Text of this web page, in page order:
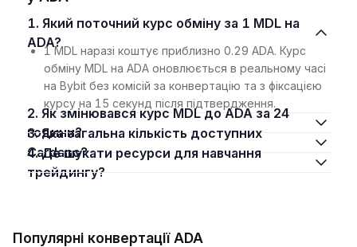
1. Який поточний курс обміну за 1 MDL на
ADA?
1 MDL наразі коштує приблизно 0.29 ADA. Курс
обміну MDL на ADA оновлюється в реальному часі
на Bybit без комісій за конвертацію та з фіксацією
курсу на 15 секунд після підтвердження.
2. Як змінювався курс MDL до ADA за 24
години?
3. Яка загальна кількість доступних
Cardano?
4. Де шукати ресурси для навчання
трейдингу?
Популярні конвертації ADA